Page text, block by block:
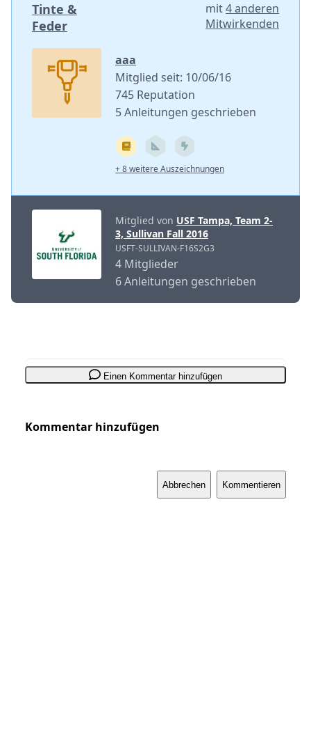
Tinte &
Feder
mit4 anderen
Mitwirkenden
aaa
Mitglied seit: 10/06/16
745 Reputation
5 Anleitungen geschrieben
+ 8 weitere Auszeichnungen
Mitglied von USF Tampa, Team 2-
3, Sullivan Fall 2016
USFT-SULLIVAN-F16S2G3
4 Mitglieder
6 Anleitungen geschrieben
Einen Kommentar hinzufügen
Kommentar hinzufügen
Abbrechen Kommentieren